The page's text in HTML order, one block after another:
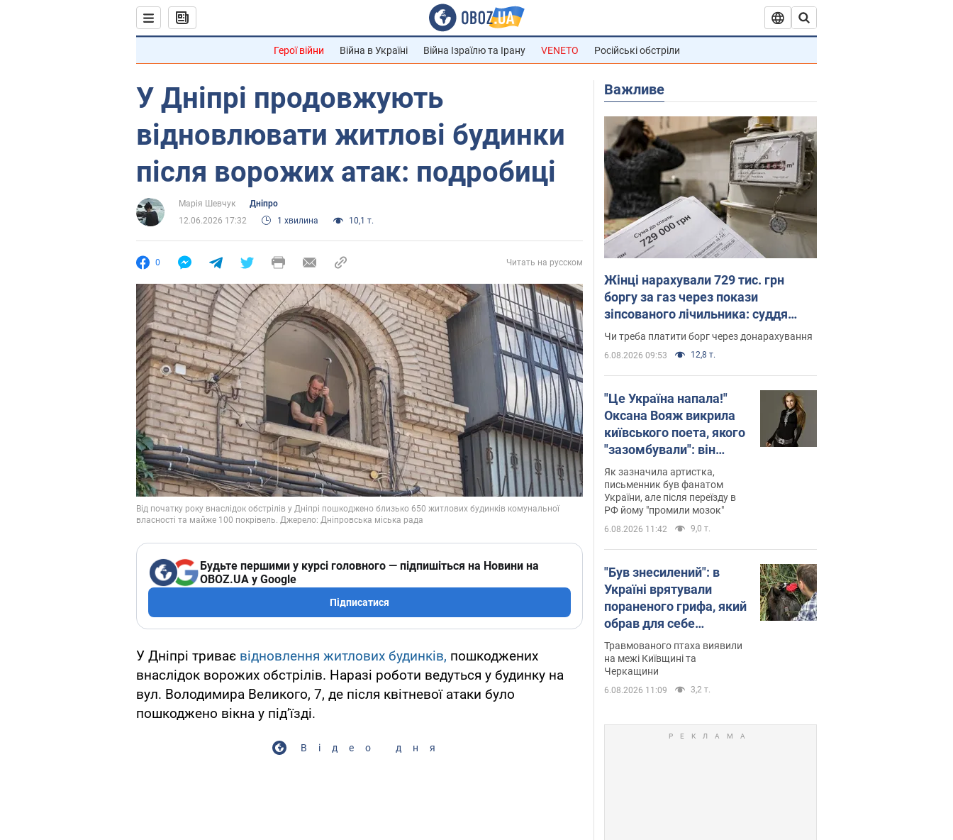
Герої війни Війна в Україні Війна Ізраїлю та Ірану VENETO Російські обстріли
У Дніпрі продовжують
відновлювати житлові будинки
після ворожих атак: подробиці
Марія Шевчук
Дніпро
12.06.2026 17:32
1 хвилина 10,1 т.
0 Читать на русском
Будьте першими у курсі головного — підпишіться на Новини на
OBOZ.UA у Google
Підписатися
У Дніпрі триває відновлення житлових будинків, пошкоджених
внаслідок ворожих обстрілів. Наразі роботи ведуться у будинку на
вул. Володимира Великого, 7, де після квітневої атаки було
пошкоджено вікна у під’їзді.
Відео дня
Важливе
Жінці нарахували 729 тис. грн
боргу за газ через покази
зіпсованого лічильника: суддя
ухвалив неочікуване рішення
Чи треба платити борг через донарахування
6.08.2026 09:53 12,8 т.
"Це Україна напала!"
Оксана Вояж викрила
київського поета, якого
"зазомбували": він
навіть російської не
знав, а тепер хоче
геноциду українців
Як зазначила артистка,
письменник був фанатом
України, але після переїзду в
РФ йому "промили мозок"
6.08.2026 11:42 9,0 т.
"Був знесилений": в
Україні врятували
пораненого грифа, який
обрав для себе
нетиповий маршрут.
Фото
Травмованого птаха виявили
на межі Київщині та
Черкащини
6.08.2026 11:09 3,2 т.